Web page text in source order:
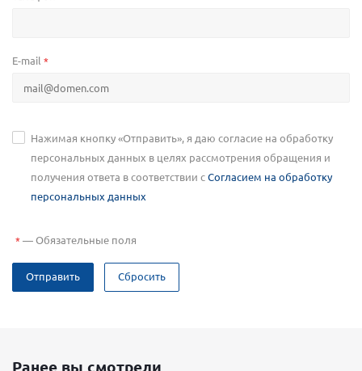
E-mail *
Нажимая кнопку «Отправить», я даю согласие на обработку
персональных данных в целях рассмотрения обращения и
получения ответа в соответствии сСогласием на обработку
персональных данных
*—Обязательные поля
Отправить Сбросить
Ранее вы смотрели